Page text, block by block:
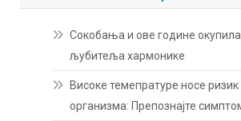
Сокобања и ове године окупила
љубитеља хармонике
Високе темепратуре носе
организма: Препознајте